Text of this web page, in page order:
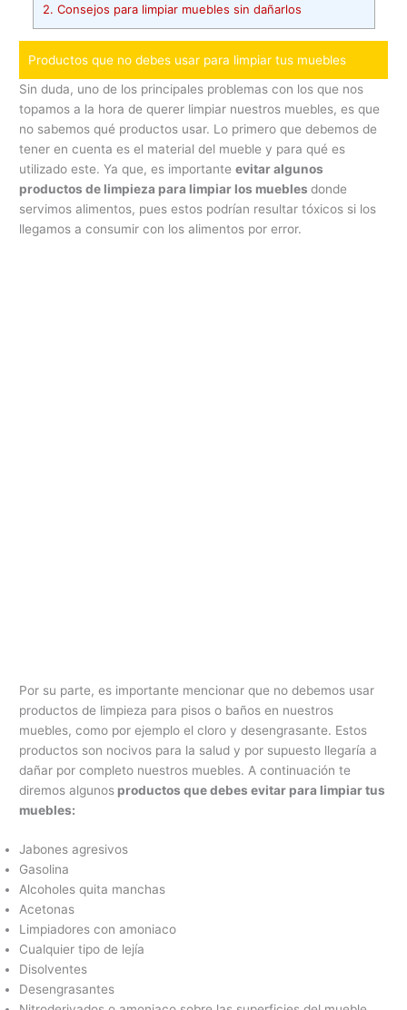
2. Consejos para limpiar muebles sin dañarlos
Productos que no debes usar para limpiar tus muebles
Sin duda, uno de los principales problemas con los que nos
topamos a la hora de querer limpiar nuestros muebles, es que
no sabemos qué productos usar. Lo primero que debemos de
tener en cuenta es el material del mueble y para qué es
utilizado este. Ya que, es importanteevitar algunos
productos de limpieza para limpiar los mueblesdonde
servimos alimentos, pues estos podrían resultar tóxicos si los
llegamos a consumir con los alimentos por error.
Por su parte, es importante mencionar que no debemos usar
productos de limpieza para pisos o baños en nuestros
muebles, como por ejemplo el cloro y desengrasante. Estos
productos son nocivos para la salud y por supuesto llegaría a
dañar por completo nuestros muebles. A continuación te
diremos algunos productos que debes evitar para limpiar tus
muebles:
Jabones agresivos
Gasolina
Alcoholes quita manchas
Acetonas
Limpiadores con amoniaco
Cualquier tipo de lejía
Disolventes
Desengrasantes